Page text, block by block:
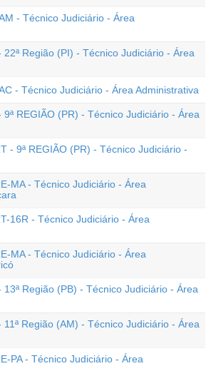
- Técnico Judiciário - Área
Região (PI) - Técnico Judiciário - Área
- Técnico Judiciário - Área Administrativa
REGIÃO (PR) - Técnico Judiciário - Área
- 9ª REGIÃO (PR) - Técnico Judiciário -
MA - Técnico Judiciário - Área
16R - Técnico Judiciário - Área
MA - Técnico Judiciário - Área
Região (PB) - Técnico Judiciário - Área
Região (AM) - Técnico Judiciário - Área
PA - Técnico Judiciário - Área